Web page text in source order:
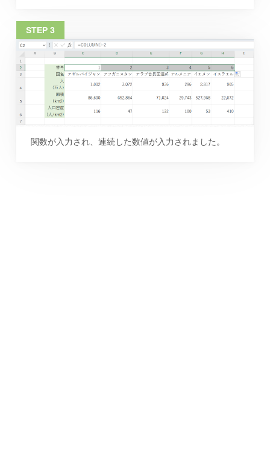
関数が入力され、連続した数値が入力されました。